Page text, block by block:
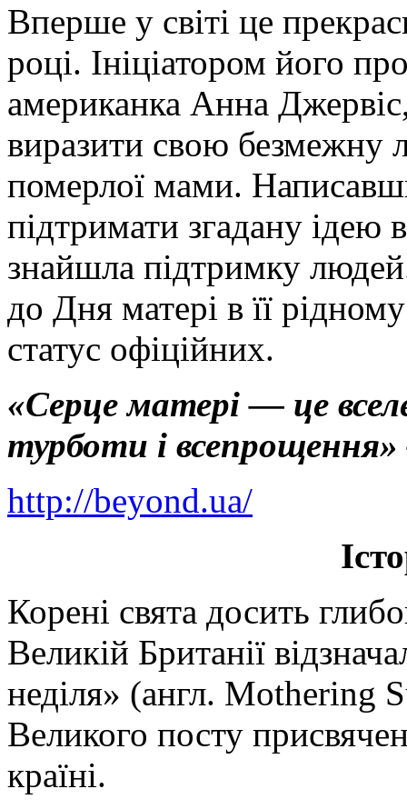
Вперше у світі це
році. Ініціатором його
американка Анна
виразити свою безмежну
померлої мами.
підтримати згадану ідею
знайшла підтримку
до Дня матері в її
статус офіційних.
«Серце матері — це
турботи і
http://beyond.ua/
Корені свята досить
Великій Британії
неділя» (англ. Mothering
Великого посту
країні.